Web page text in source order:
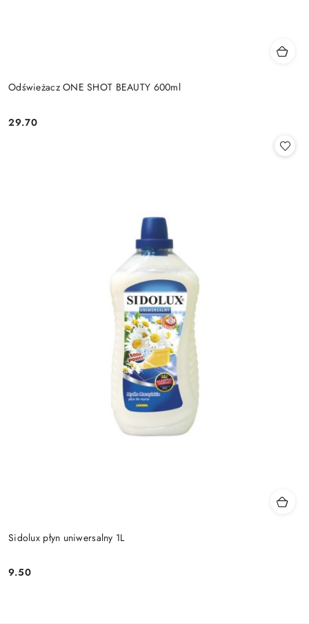
Odświeżacz ONE SHOT BEAUTY 600ml
Cena:
29.70
Sidolux płyn uniwersalny 1L
Cena:
9.50